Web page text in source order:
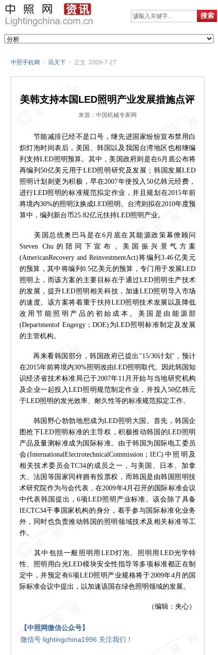
中照手机网 > 讯天下 > 正文 2009-7-27
美韩支持本国LED照明产业发展措施点评
来源：中国机械专家网
节能减排已经不是口号，继先进国家纷纷宣布禁用白
炽灯泡时间表后，美国、韩国以及我国台湾地区也相继编
列支持LED照明预算。其中，美国政府则是在6月底公布将
再编列50亿美元用于LED照明研究及发展；韩国发展LED
照明计划则更为积极，早在2007年便投入50亿韩元经费，
进行LED照明的标准规范拟定作业，并且规划在2015年前
将境内30%的照明汰换成LED照明。台湾则拟在2010年度预
算中，编列新台币25.82亿元扶持LED照明产业。
美国总统奥巴马是在6月底在其能源政策幕僚顾问
Steven Chu的陪同下宣布，美国振兴景气方案
(AmericanRecovery and ReinvestmentAct)将编列3.46亿美元
的预算，其中将编列0.5亿美元的预算，专门用于发展LED
照明上，而该方案的主要目标在于通过LED照明生产技术
的发展，提升LED照明相关科技，加速LED照明导入市场
的速度。该方案将着重于扶持LED照明技术发展以及降低
改用节能照明产品的初始成本。美国是由能源部
(Departmentof Engergy；DOE)为LED照明标准制定及发展
的主管机构。
再来看韩国部分，韩国政府已提出"15/30计划"，预计
在2015年前将境内30%照明改由LED照明取代。因此韩国知
识经济省技术标准局已于2007年11月开始与当地研究机构
及企业一起投入LED照明规范制定作业，并投入50亿韩元
于LED照明的发光效率、耐久性等的标准规范拟定工作。
韩国野心勃勃地想成为LED照明大国。首先，韩国企
图抢下LED照明标准的主导权，积极推动韩国的LED照明
产品及量测标准成为国际标准。由于韩国为国际电工委员
会(InternationalElectrotechnicalCommission；IEC)中照明及
相关技术委员会TC34的成员之一，与美国、日本、加拿
大、法国等国家同样拥有投票权，而韩国是由韩国照明技
术研究院作为与会代表，在2009年4月召开的国际标准会议
中代表韩国提出，6项LED照明产业标准。该会除了具备
IECTC34干事国家机构的身分，着手参与国际标准化业务
外，同时也负责推动韩国的照明领域技术及相关标准等工
作。
其中包括一般照明用LED灯泡、照明用LED光学特
性、照明用白光LED模块安全性指导等多项标准都正在制
定中，并预定有6项LED照明产业规格将于2009年4月的国
际标准会议中提出，以加速该国在绿色照明领域的发展。
（编辑：夹心）
【中照网微信公众号】
微信号 lightingchina1996 关注我们！